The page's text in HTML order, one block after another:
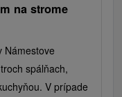
na strome
Námestove
spálňach,
V prípade